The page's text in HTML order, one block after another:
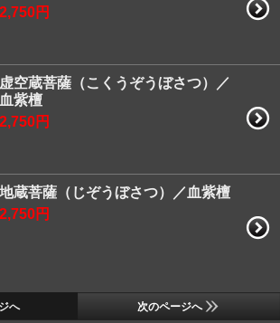
2,750円
虚空蔵菩薩（こくうぞうぼさつ）／
血紫檀
2,750円
地蔵菩薩（じぞうぼさつ）／血紫檀
2,750円
へ 次のページへ